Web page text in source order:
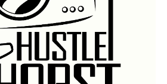
LEGAL WALLS
GÜTER
ATHENS GRAFFITI Menü
öffnen
ATHENS TRAINS